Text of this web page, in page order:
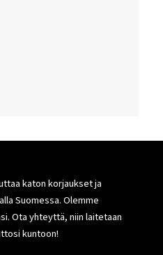
katon korjaukset ja
Suomessa. Olemme
Ota yhteyttä, niin laitetaan
kuntoon!